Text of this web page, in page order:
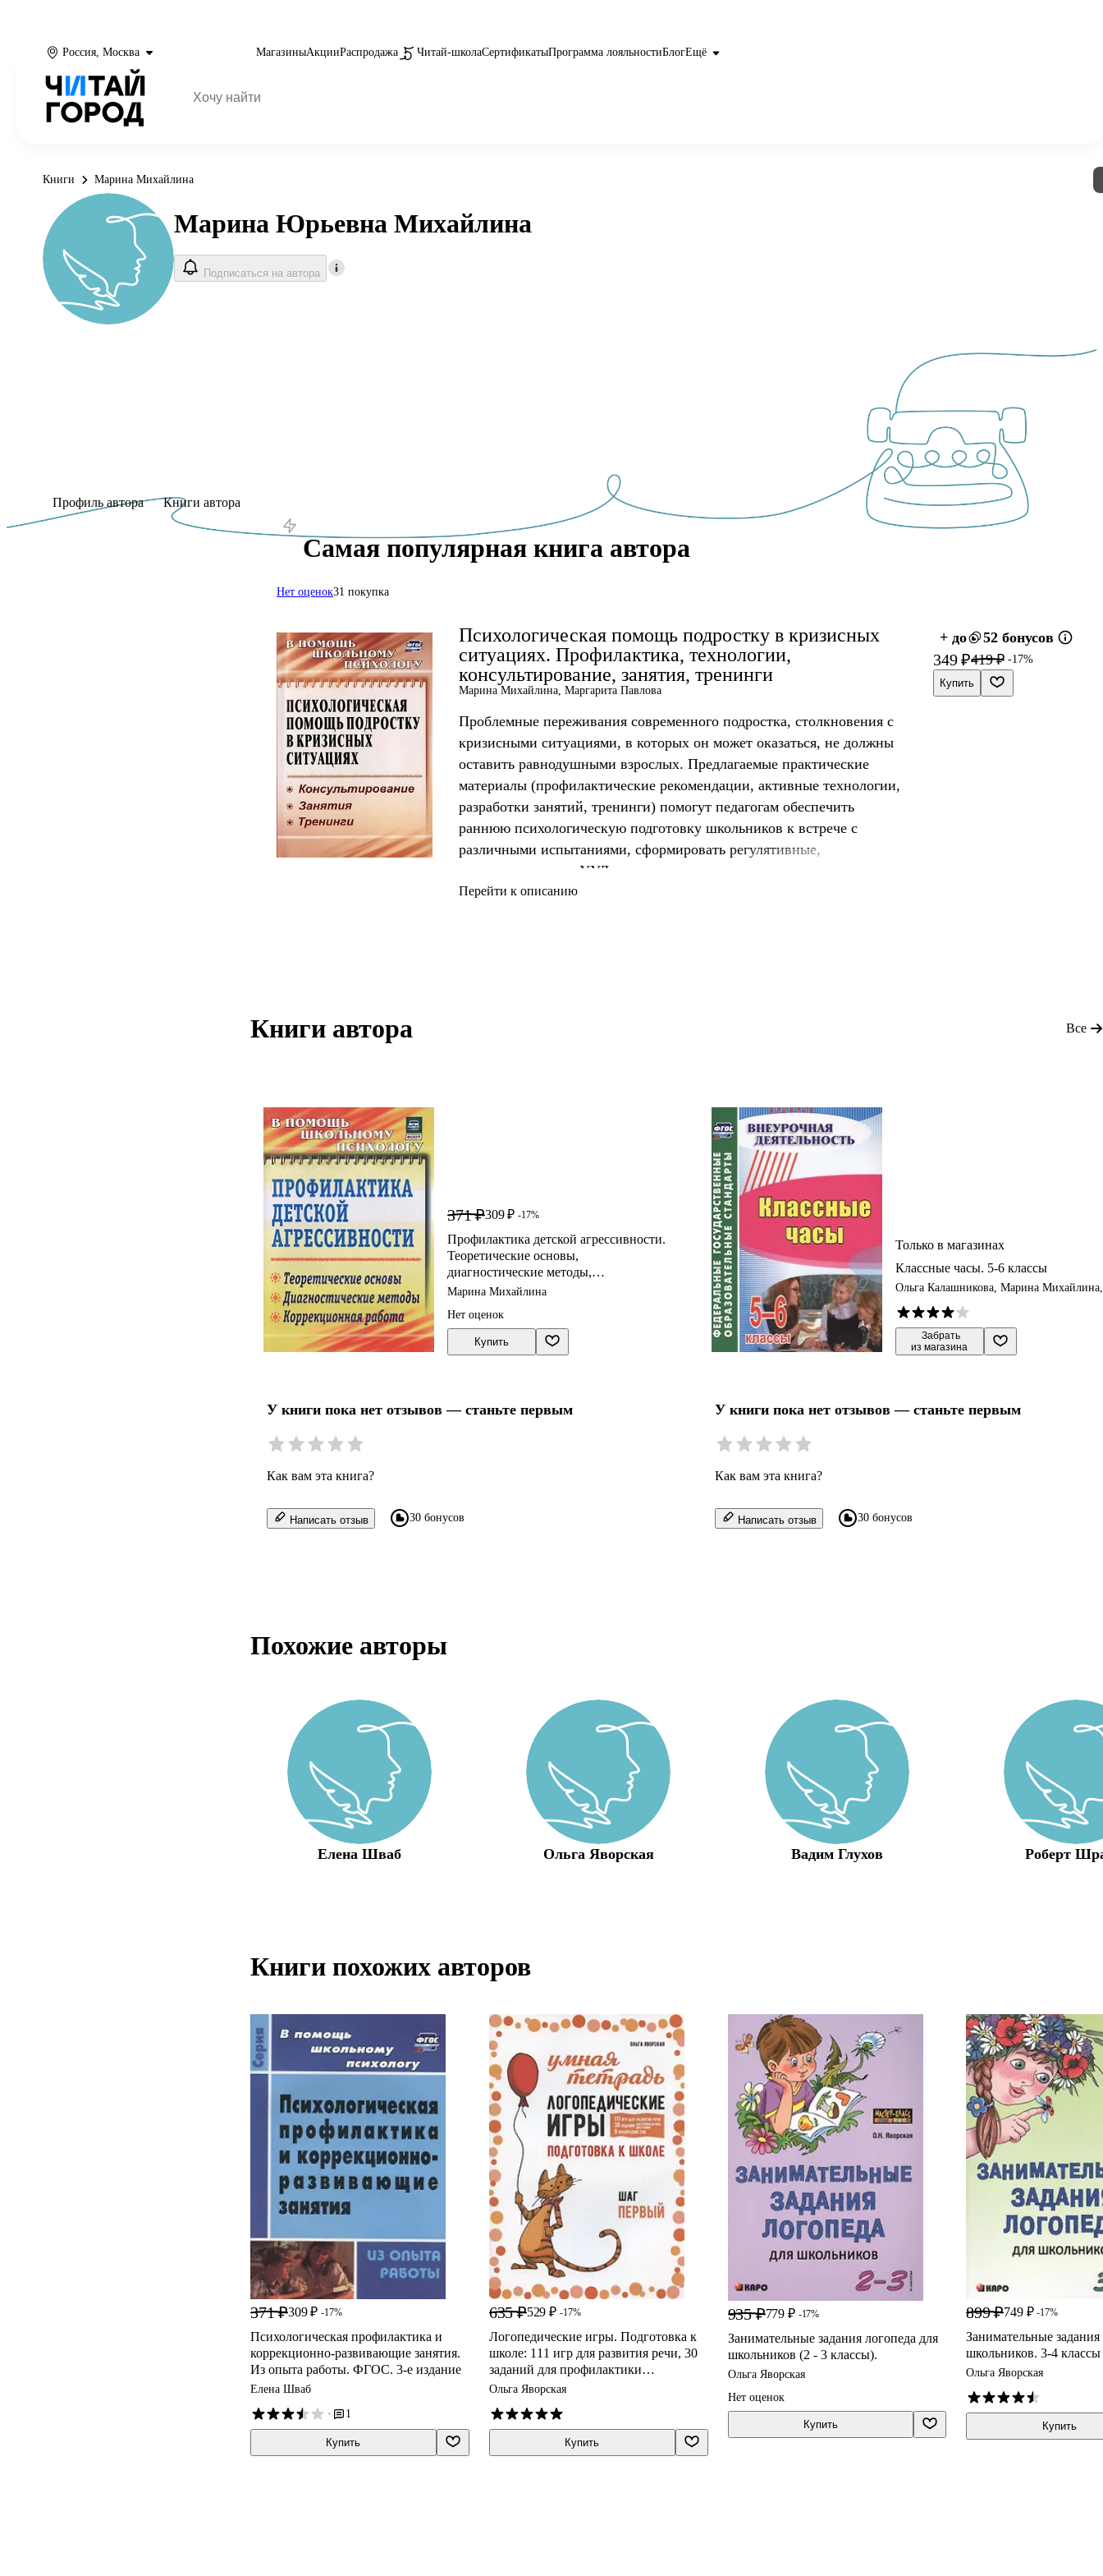
Россия, Москва МагазиныАкцииРаспродажа Читай-школаСертификатыПрограмма лояльностиБлогЕщё
Книги Марина Михайлина
Марина Юрьевна Михайлина
Подписаться на автора
Профиль автора Книги автора
Самая популярная книга автора
Нет оценок31 покупка
Психологическая помощь подростку в кризисных
ситуациях. Профилактика, технологии,
консультирование, занятия, тренинги
Марина Михайлина, Маргарита Павлова
+ до 52 бонусов
349 ₽419 ₽ -17%
Купить
Проблемные переживания современного подростка, столкновения с
кризисными ситуациями, в которых он может оказаться, не должны
оставить равнодушными взрослых. Предлагаемые практические
материалы (профилактические рекомендации, активные технологии,
разработки занятий, тренинги) помогут педагогам обеспечить
раннюю психологическую подготовку школьников к встрече с
различными испытаниями, сформировать регулятивные,
коммуникативные УУД, личностные качества, навыки
стрессоустойчивости и современные социальные адаптивные
Перейти к описанию
Книги автора Все
371 ₽309 ₽ -17%
Профилактика детской агрессивности.
Теоретические основы,
диагностические методы,
коррекционная работа
Марина Михайлина
Нет оценок
Купить
У книги пока нет отзывов — станьте первым
Как вам эта книга?
Написать отзыв 30 бонусов
Только в магазинах
Классные часы. 5-6 классы
Ольга Калашникова, Марина Михайлина,
Забрать
из магазина
У книги пока нет отзывов — станьте первым
Как вам эта книга?
Написать отзыв 30 бонусов
Похожие авторы
Елена Шваб Ольга Яворская Вадим Глухов Роберт
Книги похожих авторов
371 ₽309 ₽ -17%
Психологическая профилактика и
коррекционно-развивающие занятия.
Из опыта работы. ФГОС. 3-е издание
Елена Шваб
·
1
Купить
635 ₽529 ₽ -17%
Логопедические игры. Подготовка к
школе: 111 игр для развития речи, 30
заданий для профилактики
дисграфии, 9 лексических тем. Шаг
Ольга Яворская
Купить
935 ₽779 ₽ -17%
Занимательные задания логопеда для
школьников (2 - 3 классы).
Ольга Яворская
Нет оценок
Купить
899 ₽749 ₽ -17%
Занимательные задания
школьников. 3-4 классы
Ольга Яворская
Купить